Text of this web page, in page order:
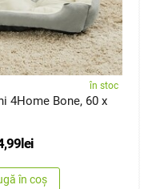
în stoc
4Home Bone, 60 x
lei
în coș